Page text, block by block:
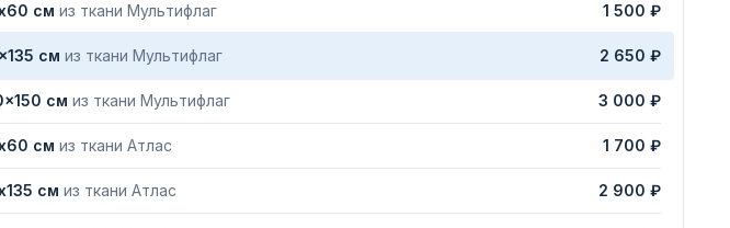
см из ткани Мультифлаг 1 500 ₽
см из ткани Мультифлаг 2 650 ₽
см из ткани Мультифлаг 3 000 ₽
см из ткани Атлас 1 700 ₽
см из ткани Атлас 2 900 ₽